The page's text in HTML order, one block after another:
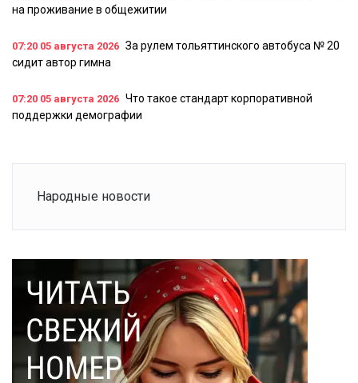
на проживание в общежитии
07:20 05 августа 2026 За рулем тольяттинского автобуса № 20
сидит автор гимна
07:20 05 августа 2026 Что такое стандарт корпоративной
поддержки демографии
Народные новости